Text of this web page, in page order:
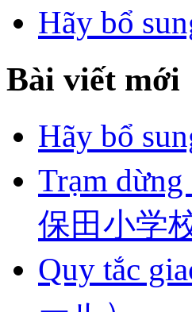
Hãy bổ
Bài viết mới
Hãy bổ
Trạm
保田小学
Quy tắc